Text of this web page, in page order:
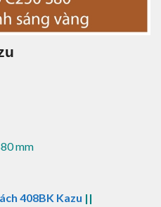
mm
408BK Kazu ||